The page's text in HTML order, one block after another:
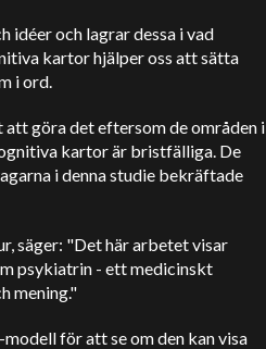
idéer och lagrar dessa i vad
kartor hjälper oss att sätta
i ord.
göra det eftersom de områden i
kartor är bristfälliga. De
i denna studie bekräftade
säger: "Det här arbetet visar
psykiatrin - ett medicinskt
mening."
för att se om den kan visa